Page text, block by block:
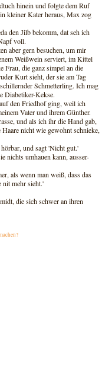
hinein und folgte dem Ruf
kleiner Kater heraus, Max zog
den Jilb bekomm, dat seh ich
voll.
aber gern besuchen, um mir
Weißwein serviert, im Kittel
Frau, die ganz simpel an die
Kurt sieht, der sie am Tag
Schmetterling. Ich mag
Diabetiker-Kekse.
den Friedhof ging, weil ich
Vater und ihrem Günther.
und als ich ihr die Hand gab,
nicht wie gewohnt schnieke,
und sagt 'Nicht gut.'
nichts umhauen kann, ausser-
als wenn man weiß, dass das
nit mehr sieht.'
die sich schwer an ihren